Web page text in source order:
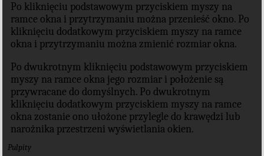
Po kliknięciu podstawowym przyciskiem myszy na
ramce okna i przytrzymaniu można przenieść okno. Po
kliknięciu dodatkowym przyciskiem myszy na ramce
okna i przytrzymaniu można zmienić rozmiar okna.
Po dwukrotnym kliknięciu podstawowym przyciskiem
myszy na ramce okna jego rozmiar i położenie są
przywracane do domyślnych. Po dwukrotnym
kliknięciu dodatkowym przyciskiem myszy na ramce
okna zostanie ono ułożone przylegle do krawędzi lub
narożnika przestrzeni wyświetlania okien.
Pulpity